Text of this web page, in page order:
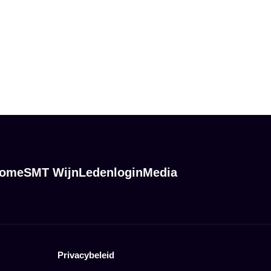
SMT WijnLedenloginMedia
Privacybeleid